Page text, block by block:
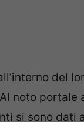
del
noto portale
si sono dati